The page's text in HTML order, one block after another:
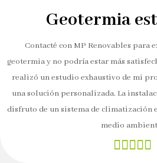
Geotermia
Contacté con MP Renovables para
geotermia y no podría estar más
realizó un estudio exhaustivo de mi
una solución personalizada. La
disfruto de un sistema de climatización
medio
